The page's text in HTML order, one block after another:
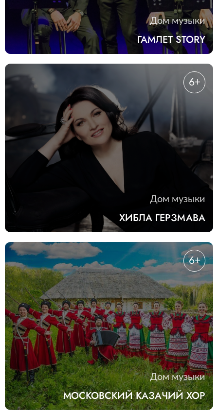
Дом музыки
ГАМЛЕТ STORY
6+
Дом музыки
ХИБЛА ГЕРЗМАВА
6+
Дом музыки
МОСКОВСКИЙ КАЗАЧИЙ ХОР